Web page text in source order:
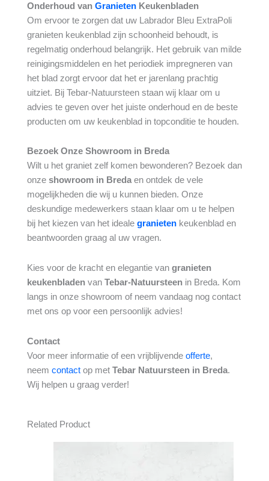
Onderhoud van Granieten Keukenbladen
Om ervoor te zorgen dat uw Labrador Bleu ExtraPoli
granieten keukenblad zijn schoonheid behoudt, is
regelmatig onderhoud belangrijk. Het gebruik van milde
reinigingsmiddelen en het periodiek impregneren van
het blad zorgt ervoor dat het er jarenlang prachtig
uitziet. Bij Tebar-Natuursteen staan wij klaar om u
advies te geven over het juiste onderhoud en de beste
producten om uw keukenblad in topconditie te houden.
Bezoek Onze Showroom in Breda
Wilt u het graniet zelf komen bewonderen? Bezoek dan
onze showroom in Bredaen ontdek de vele
mogelijkheden die wij u kunnen bieden. Onze
deskundige medewerkers staan klaar om u te helpen
bij het kiezen van het ideale granieten keukenblad en
beantwoorden graag al uw vragen.
Kies voor de kracht en elegantie van granieten
keukenbladen van Tebar-Natuursteen in Breda. Kom
langs in onze showroom of neem vandaag nog contact
met ons op voor een persoonlijk advies!
Contact
Voor meer informatie of een vrijblijvende offerte,
neem contact op met Tebar Natuursteen in Breda.
Wij helpen u graag verder!
Related Product